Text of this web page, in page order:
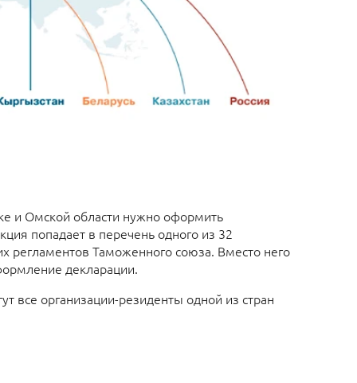
и Омской области нужно оформить
попадает в перечень одного из 32
регламентов Таможенного союза. Вместо него
декларации.
все организации-резиденты одной из стран